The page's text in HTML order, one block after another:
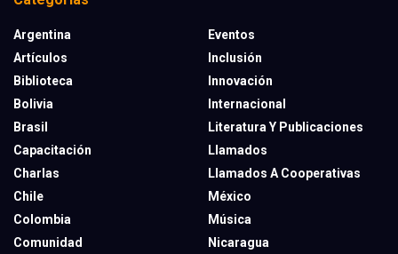
Argentina
Artículos
Biblioteca
Bolivia
Brasil
Capacitación
Charlas
Chile
Colombia
Comunidad
Eventos
Inclusión
Innovación
Internacional
Literatura Y Publicaciones
Llamados
Llamados A Cooperativas
México
Música
Nicaragua